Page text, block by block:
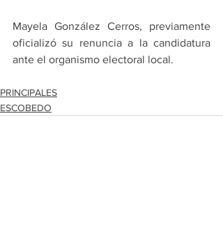
Mayela González Cerros, previamente
oficializó su renuncia a la candidatura
ante el organismo electoral local.
PRINCIPALES
ESCOBEDO